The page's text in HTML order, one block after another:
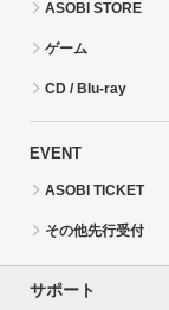
ASOBI STORE
ゲーム
CD / Blu-ray
EVENT
ASOBI TICKET
その他先行受付
サポート